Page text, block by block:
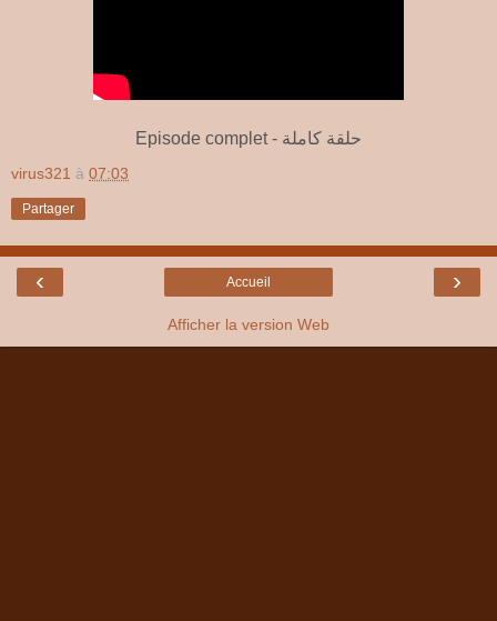
Episode complet - حلقة كاملة
virus321 à 07:03
Partager
‹ ›
Accueil
Afficher la version Web